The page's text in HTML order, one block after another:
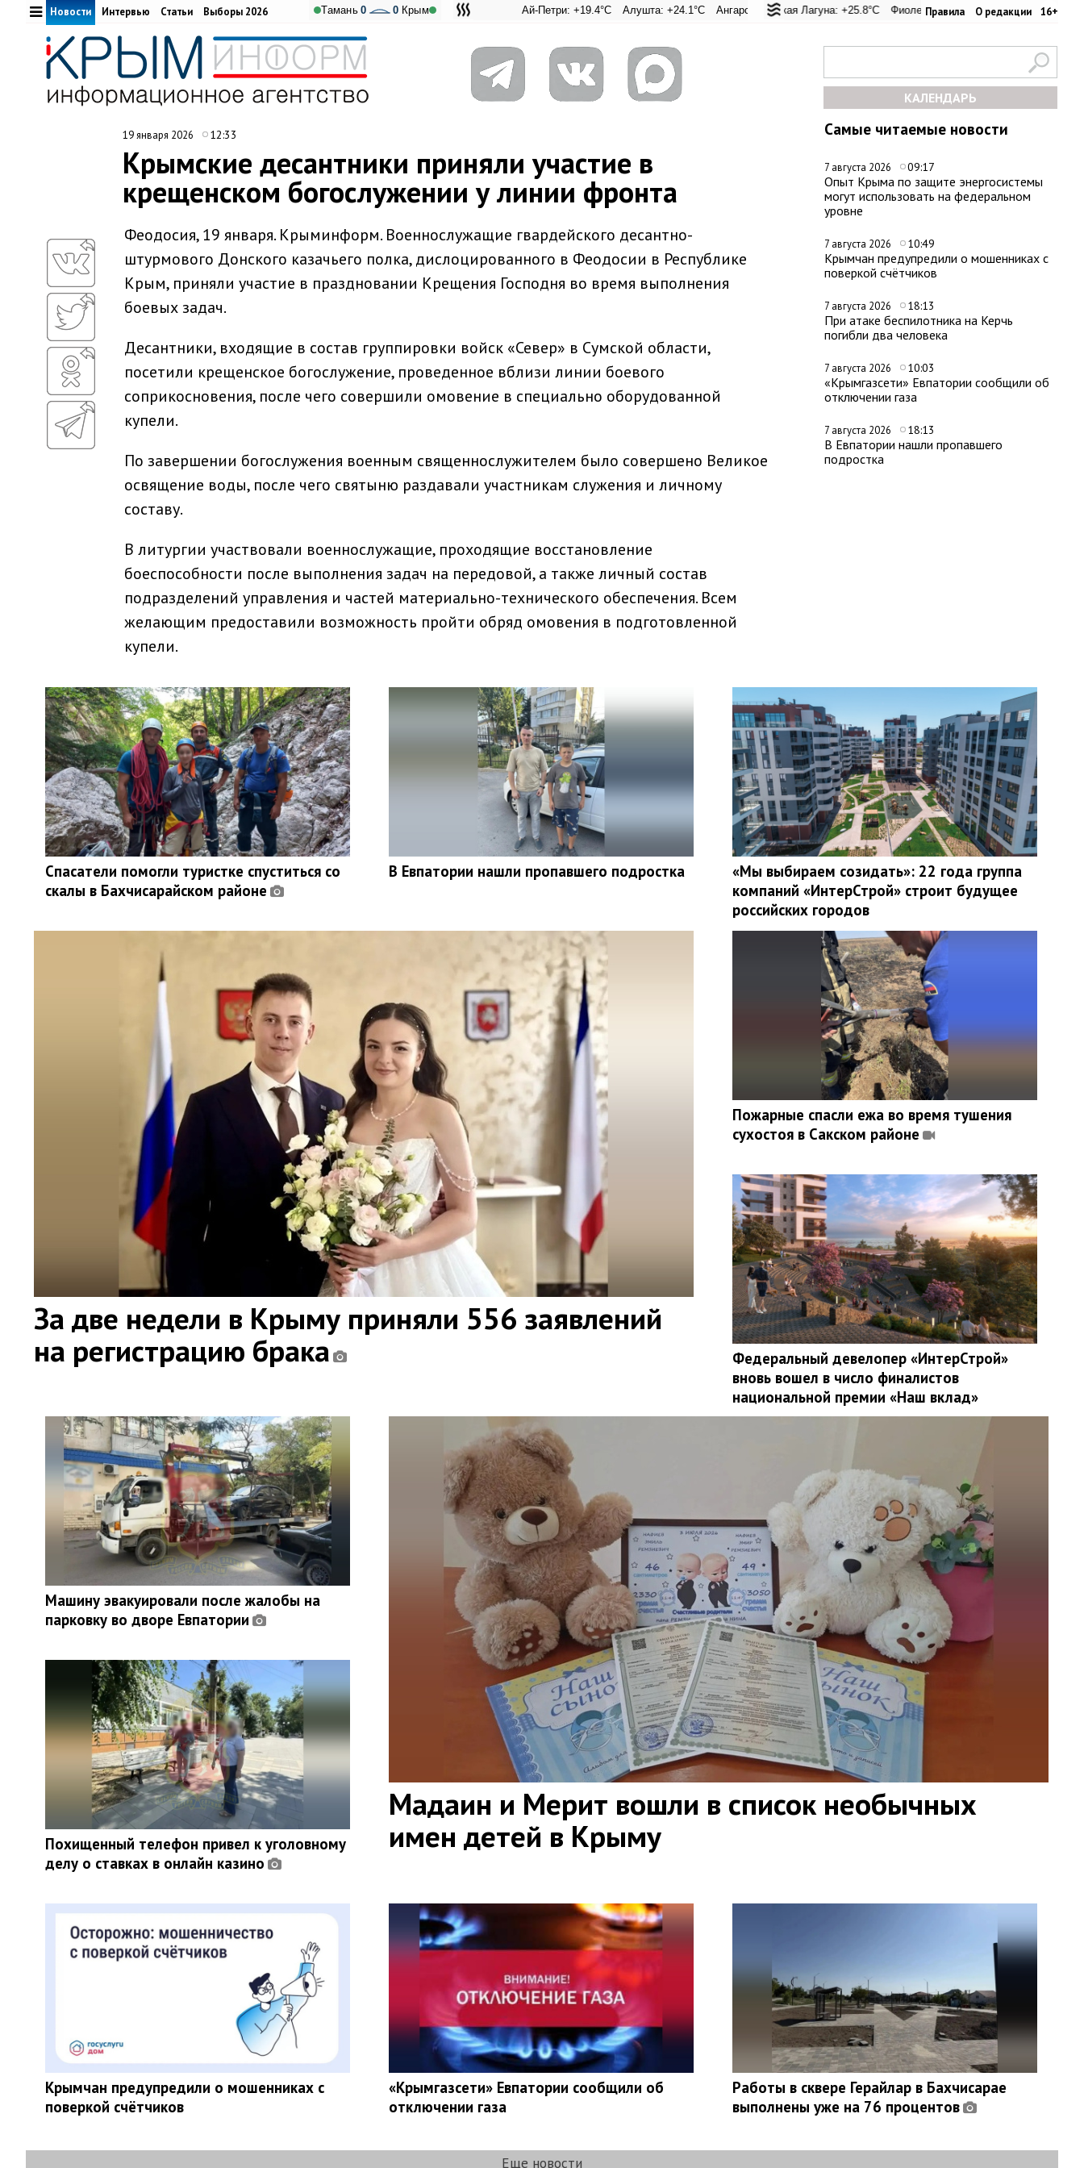
Правила О редакции 16+
Адмиральская Лагуна: +25.8°C Фиолент: +26.4°C Казачья бухта: +26.2°C
Ай-Петри: +19.4°C Алушта: +24.1°C Ангарский перевал: +20.6°C Евпатория: +24.4°C Керчь: +33.4°C Никитский
Тамань 0 0 Крым
Новости Интервью Статьи Выборы 2026
КАЛЕНДАРЬ
Самые читаемые новости
7 августа 2026 09:17
Опыт Крыма по защите энергосистемы
могут использовать на федеральном
уровне
7 августа 2026 10:49
Крымчан предупредили о мошенниках с
поверкой счётчиков
7 августа 2026 18:13
При атаке беспилотника на Керчь
погибли два человека
7 августа 2026 10:03
«Крымгазсети» Евпатории сообщили об
отключении газа
7 августа 2026 18:13
В Евпатории нашли пропавшего
подростка
19 января 2026 12:33
Крымские десантники приняли участие в
крещенском богослужении у линии фронта
Феодосия, 19 января. Крыминформ. Военнослужащие гвардейского десантно-
штурмового Донского казачьего полка, дислоцированного в Феодосии в Республике
Крым, приняли участие в праздновании Крещения Господня во время выполнения
боевых задач.
Десантники, входящие в состав группировки войск «Север» в Сумской области,
посетили крещенское богослужение, проведенное вблизи линии боевого
соприкосновения, после чего совершили омовение в специально оборудованной
купели.
По завершении богослужения военным священнослужителем было совершено Великое
освящение воды, после чего святыню раздавали участникам служения и личному
составу.
В литургии участвовали военнослужащие, проходящие восстановление
боеспособности после выполнения задач на передовой, а также личный состав
подразделений управления и частей материально-технического обеспечения. Всем
желающим предоставили возможность пройти обряд омовения в подготовленной
купели.
Спасатели помогли туристке спуститься со
скалы в Бахчисарайском районе
В Евпатории нашли пропавшего подростка
«Мы выбираем созидать»: 22 года группа
компаний «ИнтерСтрой» строит будущее
российских городов
За две недели в Крыму приняли 556 заявлений
на регистрацию брака
Пожарные спасли ежа во время тушения
сухостоя в Сакском районе
Федеральный девелопер «ИнтерСтрой»
вновь вошел в число финалистов
национальной премии «Наш вклад»
Мадаин и Мерит вошли в список необычных
имен детей в Крыму
Машину эвакуировали после жалобы на
парковку во дворе Евпатории
Похищенный телефон привел к уголовному
делу о ставках в онлайн казино
Крымчан предупредили о мошенниках с
поверкой счётчиков
«Крымгазсети» Евпатории сообщили об
отключении газа
Работы в сквере Герайлар в Бахчисарае
выполнены уже на 76 процентов
Еще новости